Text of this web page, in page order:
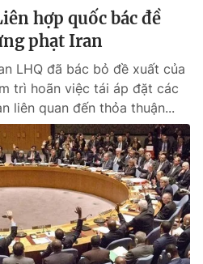
lai
hợp quốc bác đề
phạt Iran
LHQ đã bác bỏ đề xuất của
trì hoãn việc tái áp đặt các
liên quan đến thỏa thuận...